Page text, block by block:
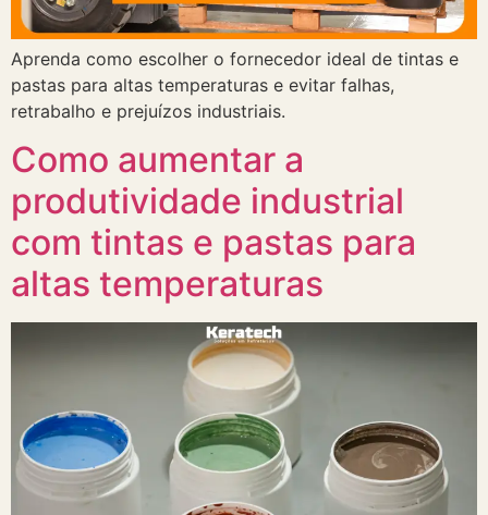
Aprenda como escolher o fornecedor ideal de tintas e
pastas para altas temperaturas e evitar falhas,
retrabalho e prejuízos industriais.
Como aumentar a
produtividade industrial
com tintas e pastas para
altas temperaturas